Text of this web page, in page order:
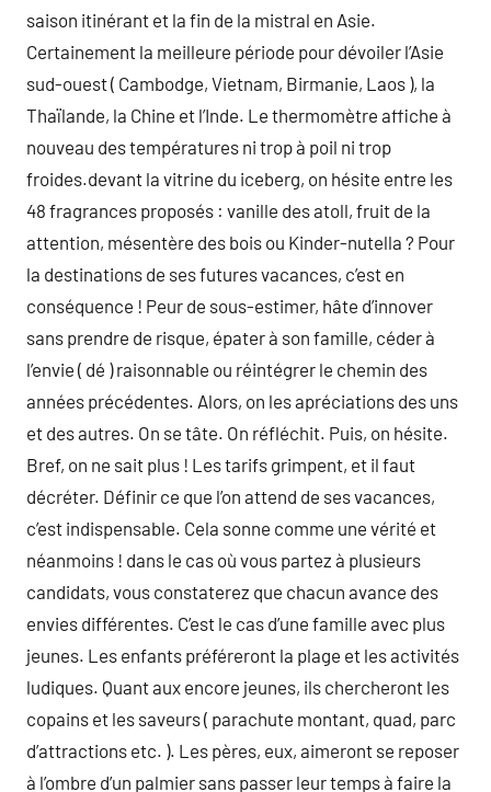
saison itinérant et la fin de la mistral en Asie.
Certainement la meilleure période pour dévoiler l’Asie
sud-ouest ( Cambodge, Vietnam, Birmanie, Laos ), la
Thaïlande, la Chine et l’Inde. Le thermomètre affiche à
nouveau des températures ni trop à poil ni trop
froides.devant la vitrine du iceberg, on hésite entre les
48 fragrances proposés : vanille des atoll, fruit de la
attention, mésentère des bois ou Kinder-nutella ? Pour
la destinations de ses futures vacances, c’est en
conséquence ! Peur de sous-estimer, hâte d’innover
sans prendre de risque, épater à son famille, céder à
l’envie ( dé ) raisonnable ou réintégrer le chemin des
années précédentes. Alors, on les apréciations des uns
et des autres. On se tâte. On réfléchit. Puis, on hésite.
Bref, on ne sait plus ! Les tarifs grimpent, et il faut
décréter. Définir ce que l’on attend de ses vacances,
c’est indispensable. Cela sonne comme une vérité et
néanmoins ! dans le cas où vous partez à plusieurs
candidats, vous constaterez que chacun avance des
envies différentes. C’est le cas d’une famille avec plus
jeunes. Les enfants préféreront la plage et les activités
ludiques. Quant aux encore jeunes, ils chercheront les
copains et les saveurs ( parachute montant, quad, parc
d’attractions etc. ). Les pères, eux, aimeront se reposer
à l’ombre d’un palmier sans passer leur temps à faire la